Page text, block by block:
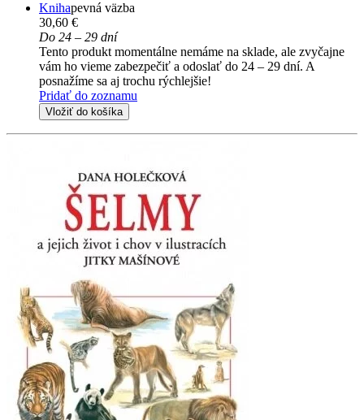
Knihapevná väzba
30,60 €
Do 24 – 29 dní
Tento produkt momentálne nemáme na sklade, ale zvyčajne
vám ho vieme zabezpečiť a odoslať do 24 – 29 dní. A
posnažíme sa aj trochu rýchlejšie!
Pridať do zoznamu
Vložiť do košíka